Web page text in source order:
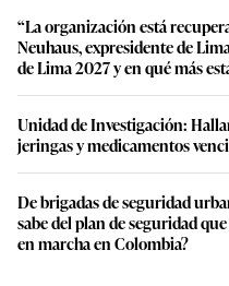
“La organización está
Neuhaus, expresidente de
de Lima 2027 y en qué más
Unidad de Investigación:
jeringas y medicamentos
De brigadas de seguridad
sabe del plan de seguridad
en marcha en Colombia?